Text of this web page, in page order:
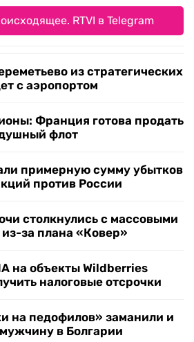
RTVI в Telegram
из стратегических
с аэропортом
Франция готова продать
флот
примерную сумму убытков
против России
столкнулись с массовыми
за плана «Ковер»
на объекты Wildberries
налоговые отсрочки
на педофилов» заманили и
в Болгарии